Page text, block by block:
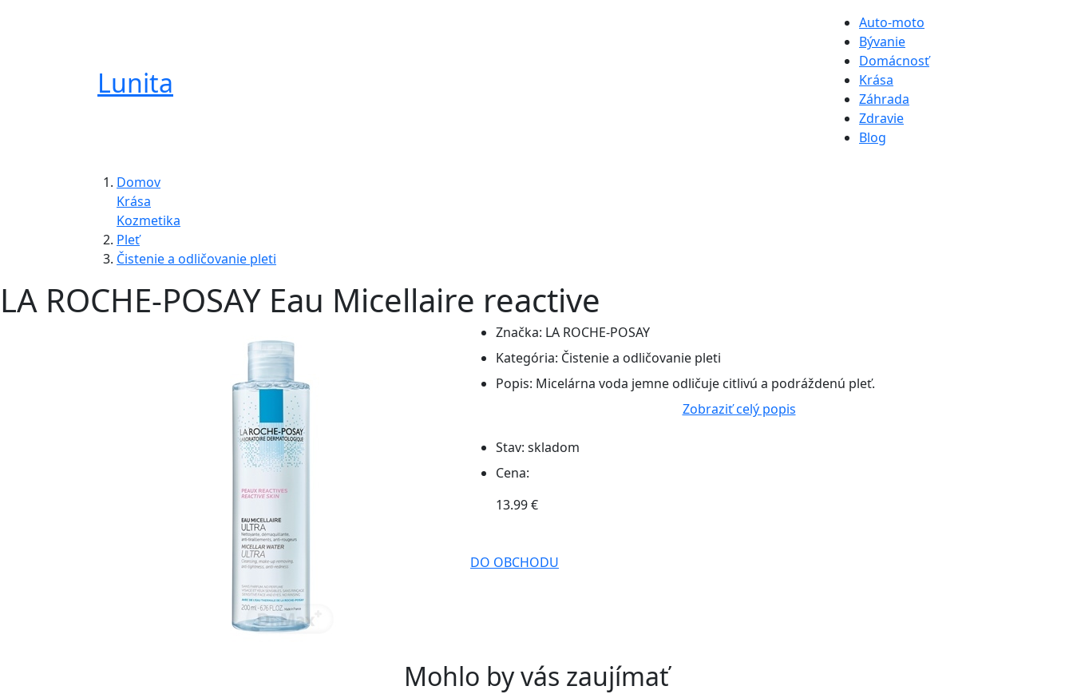
Lunita
Auto-moto
Bývanie
Domácnosť
Krása
Záhrada
Zdravie
Blog
Domov
Krása
Kozmetika
Pleť
Čistenie a odličovanie pleti
LA ROCHE-POSAY Eau Micellaire reactive
Značka: LA ROCHE-POSAY
Kategória: Čistenie a odličovanie pleti
Popis: Micelárna voda jemne odličuje citlivú a podráždenú pleť.
Zobraziť celý popis
Stav: skladom
Cena:
13.99 €
DO OBCHODU
Mohlo by vás zaujímať